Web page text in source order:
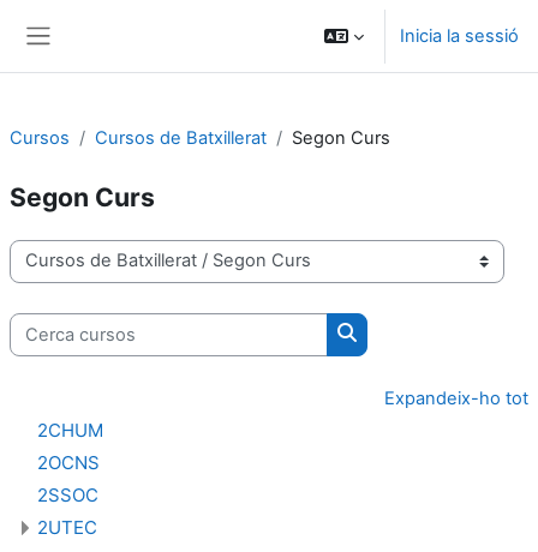
Inicia la sessió
Cursos Cursos de Batxillerat Segon Curs
Segon Curs
Categories de cursos
Cerca cursos
Cerca cursos
Expandeix-ho tot
2CHUM
2OCNS
2SSOC
2UTEC